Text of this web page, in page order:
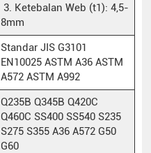
3. Ketebalan Web (t1): 4,5-
8mm
Standar JIS G3101
EN10025 ASTM A36 ASTM
A572 ASTM A992
Q235B Q345B Q420C
Q460C SS400 SS540 S235
S275 S355 A36 A572 G50
G60